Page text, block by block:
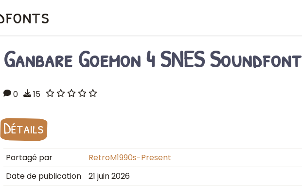
Ganbare Goemon 4 SNES Soundfont
0 15
Détails
Partagé par
RetroM1990s-Present
Date de publication
21 juin 2026